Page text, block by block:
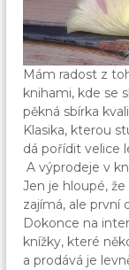
Mám radost z
knihami, kde se
pěkná sbírka
Klasika, kterou
dá pořídit velice
A výprodeje v
Jen je hloupé,
zajímá, ale první
Dokonce na
knížky, které
a prodává je